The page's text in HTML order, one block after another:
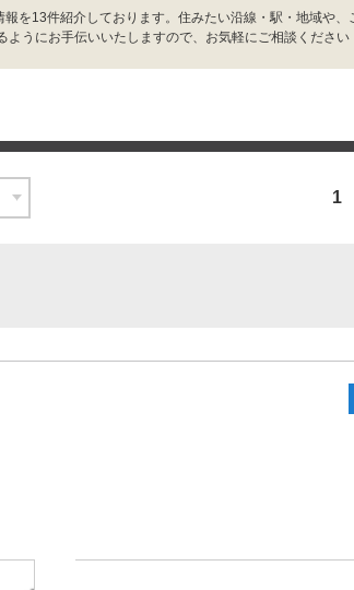
を13件紹介しております。住みたい沿線・駅・地域や、
うにお手伝いいたしますので、お気軽にご相談ください
1